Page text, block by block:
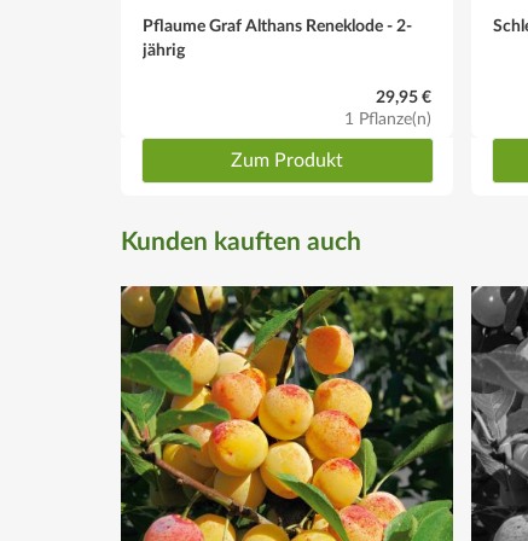
Pflaume Graf Althans Reneklode - 2-
jährig
29,95 €
1 Pflanze(n)
Zum Produkt
Kunden kauften auch